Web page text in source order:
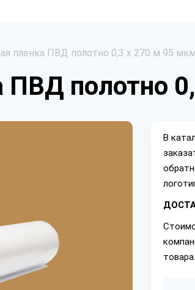
пленка ПВД полотно 0,3 х 270 м 95 мкм
ПВД полотно
В